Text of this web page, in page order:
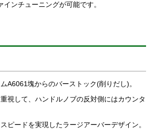
インチューニングが可能です。
A6061塊からのバーストック(削りだし)。
視して、ハンドルノブの反対側にはカウンタ
ピードを実現したラージアーバーデザイン。